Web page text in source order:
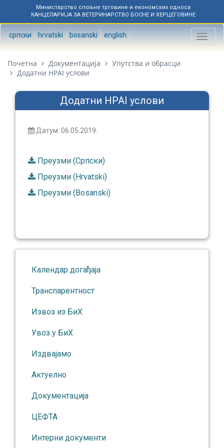
Министарство спољне трговине и економских односа
КАНЦЕЛАРИЈА ЗА ВЕТЕРИНАРСТВО БОСНЕ И ХЕРЦЕГОВИНЕ
српски hrvatski bosanski english
Toggle
Почетна Документација
Упутства и обрасци
Додатни HPAI услови
Додатни HPAI услови
Датум: 06.05.2019.
Преузми (Српски)
Преузми (Hrvatski)
Преузми (Bosanski)
Календар догађаја
Транспарентност
Извоз из БиХ
Увоз у БиХ
Издвајамо
Актуелно
Документација
ЦЕФТА
Интерни документи